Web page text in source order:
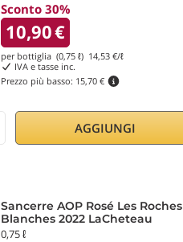
Sconto 30%
10,90€
per bottiglia (0,75 ℓ) 14,53 €/ℓ
IVA e tasse inc.
Prezzo più basso: 15,70 €
AGGIUNGI
Sancerre AOP Rosé Les Roches
Blanches 2022 LaCheteau
0,75 ℓ